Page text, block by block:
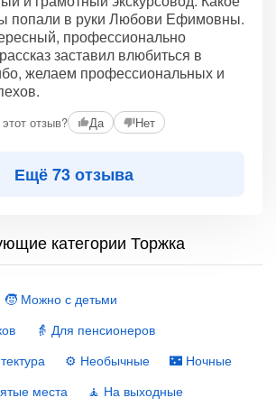
попали в руки Любови Ефимовны.
профессионально
заставил влюбиться в
желаем профессиональных и
отзыв? Да Нет
Ещё 73 отзыва
категории Торжка
🧒 Можно с детьми
👵 Для пенсионеров
⚙️ Необычные
🌃 Ночные
места
🧘 На выходные